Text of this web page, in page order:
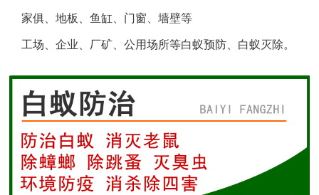
响水白蚁防治
滨海白蚁防治
阜宁白蚁防治
射阳白蚁防治
建湖白蚁防治
东台白蚁防治
家俱、地板、鱼缸、门窗、墙壁等
工场、企业、厂矿、公用场所等白蚁预防、白蚁灭除。